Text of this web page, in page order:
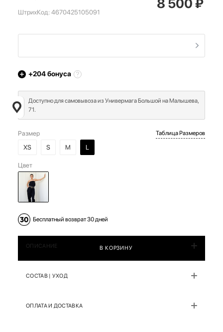
ШтрихКод: 4670425105091
+204бонуса
Доступно для самовывоза из Универмага Большой на Малышева,
71.
Размер
XS
S M L
Таблица Размеров
Цвет
Бесплатный возврат 30 дней
В КОРЗИНУ
ОПИСАНИЕ
СОСТАВ | УХОД
ОПЛАТА И ДОСТАВКА